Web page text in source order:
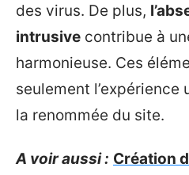
des virus. De plus,
intrusive contribue à
harmonieuse. Ces
seulement l’expérience
la renommée du site.
A voir aussi : Création